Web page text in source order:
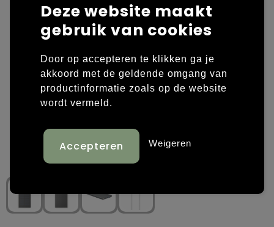
Laptop hoezen en tassen
Overige tassen
Papieren tassen
Promotietassen
Reistassen
Rugzakken
Schoudertassen
Overige kleding
Polo's
Sweaters bedrukken
T-shirts bedrukken
Vesten bedrukken
Schoenen bedrukken
Deze website maakt
gebruik van cookies
Door op accepteren te klikken ga je
akkoord met de geldende omgang van
productinformatie zoals op de website
wordt vermeld.
Weigeren